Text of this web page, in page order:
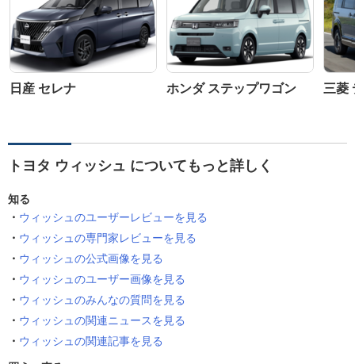
日産 セレナ ホンダ ステップワゴン 三菱
トヨタ ウィッシュ についてもっと詳しく
知る
ウィッシュのユーザーレビューを見る
ウィッシュの専門家レビューを見る
ウィッシュの公式画像を見る
ウィッシュのユーザー画像を見る
ウィッシュのみんなの質問を見る
ウィッシュの関連ニュースを見る
ウィッシュの関連記事を見る